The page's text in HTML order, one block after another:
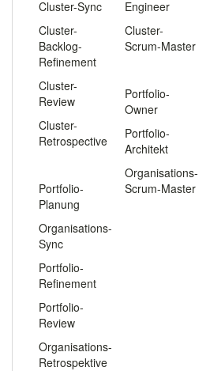
Cluster-Sync
Cluster-
Backlog-
Refinement
Cluster-
Review
Cluster-
Retrospective
Portfolio-
Planung
Organisations-
Sync
Portfolio-
Refinement
Portfolio-
Review
Organisations-
Retrospektive
Engineer
Cluster-
Scrum-Master
Portfolio-
Owner
Portfolio-
Architekt
Organisations-
Scrum-Master